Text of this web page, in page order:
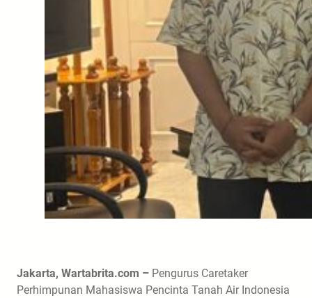
Jakarta, Wartabrita.com – Pengurus Caretaker
Perhimpunan Mahasiswa Pencinta Tanah Air Indonesia